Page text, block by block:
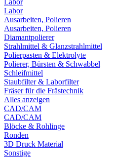
Labor
Labor
Ausarbeiten, Polieren
Ausarbeiten, Polieren
Diamantpolierer
Strahlmittel & Glanzstrahlmittel
Polierpasten & Elektrolyte
Polierer, Bürsten & Schwabbel
Schleifmittel
Staubfilter & Laborfilter
Fräser für die Frästechnik
Alles anzeigen
CAD/CAM
CAD/CAM
Blöcke & Rohlinge
Ronden
3D Druck Material
Sonstige